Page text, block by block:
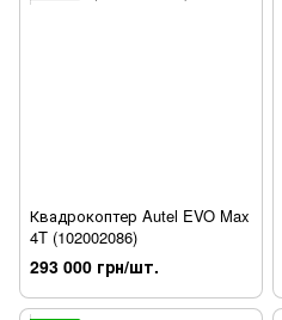
Квадрокоптер Autel EVO Max
4T (102002086)
293 000 грн/шт.